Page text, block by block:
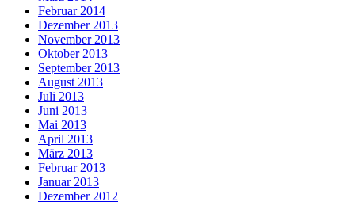
Februar 2014
Dezember 2013
November 2013
Oktober 2013
September 2013
August 2013
Juli 2013
Juni 2013
Mai 2013
April 2013
März 2013
Februar 2013
Januar 2013
Dezember 2012